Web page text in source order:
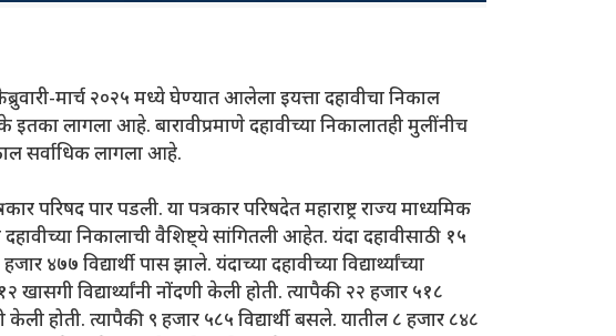
मार्च २०२५ मध्ये घेण्यात आलेला इयत्ता दहावीचा निकाल
लागला आहे. बारावीप्रमाणे दहावीच्या निकालातही मुलींनीच
सर्वाधिक लागला आहे.
परिषद पार पडली. या पत्रकार परिषदेत महाराष्ट्र राज्य माध्यमिक
निकालाची वैशिष्ट्ये सांगितली आहेत. यंदा दहावीसाठी १५
४७७ विद्यार्थी पास झाले. यंदाच्या दहावीच्या विद्यार्थ्यांच्या
विद्यार्थ्यांनी नोंदणी केली होती. त्यापैकी २२ हजार ५१८
केली होती. त्यापैकी ९ हजार ५८५ विद्यार्थी बसले. यातील ८ हजार ८४८